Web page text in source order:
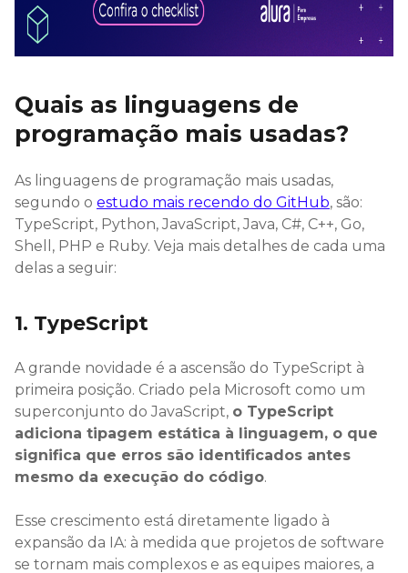
Quais as linguagens de
programação mais usadas?
As linguagens de programação mais usadas,
segundo o estudo mais recendo do GitHub, são:
TypeScript, Python, JavaScript, Java, C#, C++, Go,
Shell, PHP e Ruby. Veja mais detalhes de cada uma
delas a seguir:
1. TypeScript
A grande novidade é a ascensão do TypeScript à
primeira posição. Criado pela Microsoft como um
superconjunto do JavaScript, o TypeScript
adiciona tipagem estática à linguagem, o que
significa que erros são identificados antes
mesmo da execução do código.
Esse crescimento está diretamente ligado à
expansão da IA: à medida que projetos de software
se tornam mais complexos e as equipes maiores, a